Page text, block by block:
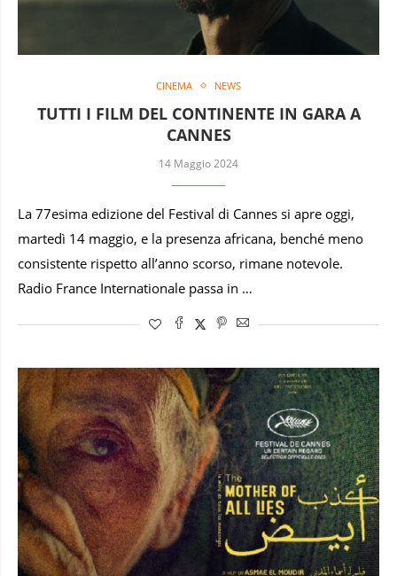
CINEMA NEWS
TUTTI I FILM DEL CONTINENTE IN GARA A
CANNES
14 Maggio 2024
La 77esima edizione del Festival di Cannes si apre oggi,
martedì 14 maggio, e la presenza africana, benché meno
consistente rispetto all’anno scorso, rimane notevole.
Radio France Internationale passa in …